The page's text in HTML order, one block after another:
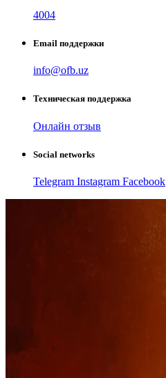
4004
Email поддержки
info@ofb.uz
Техническая поддержка
Онлайн отзыв
Social networks
Telegram Instagram Facebook